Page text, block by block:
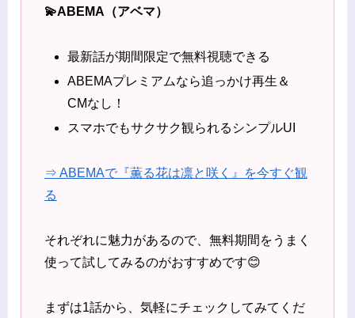
💫ABEMA（アベマ）
最新話が期間限定で無料視聴できる
ABEMAプレミアムなら追っかけ再生＆
CMなし！
スマホでもサクサク観られるシンプルUI
⇒ ABEMAで『薫る花は凛と咲く』を今すぐ観
る
それぞれに魅力があるので、無料期間をうまく
使って試してみるのがおすすめです😊
まずは1話から、気軽にチェックしてみてくだ